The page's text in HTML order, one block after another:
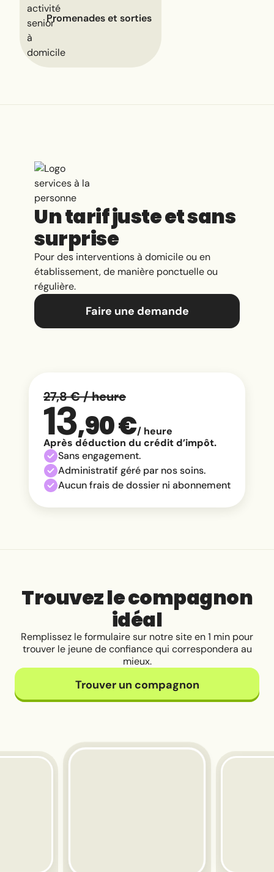
Promenades et sorties
Un tarif juste et sans
surprise
Pour des interventions à domicile ou en
établissement, de manière ponctuelle ou
régulière.
Faire une demande
27,8 € / heure
13,90 €/ heure
Après déduction du crédit d’impôt.
Sans engagement.
Administratif géré par nos soins.
Aucun frais de dossier ni abonnement
Trouvez le compagnon
idéal
Remplissez le formulaire sur notre site en 1 min pour
trouver le jeune de confiance qui correspondera au
mieux.
Trouver un compagnon